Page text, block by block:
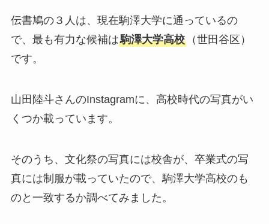
伝書鳩の３人は、現在駒澤大学に通っているの
で、最も有力な候補は駒澤大学高校（世田谷区）
です。
山田陸斗さんのInstagramに、高校時代の写真がい
くつか載っています。
そのうち、文化祭の写真には校舎が、卒業式の写
真には制服が載っていたので、駒澤大学高校のも
のと一致するか調べてみました。